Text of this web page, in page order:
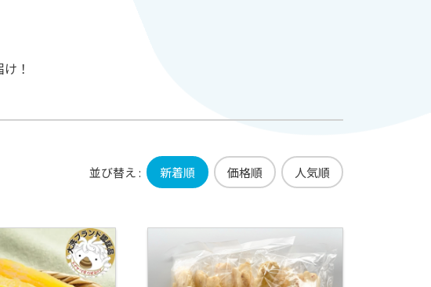
！
並び替え : 新着順 価格順 人気順